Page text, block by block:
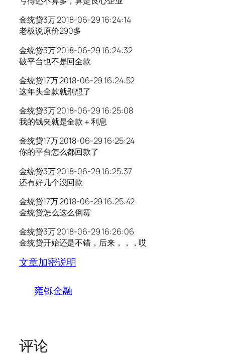
金统贷3万 2018-06-29 16:24:14
老板说原价290多
金统贷3万 2018-06-29 16:24:32
破平台也不是回全款
金统贷17万 2018-06-29 16:24:52
这年头全款就别想了
金统贷3万 2018-06-29 16:25:08
我的钱夹就是全款＋利息
金统贷17万 2018-06-29 16:25:24
你的平台怎么都回款了
金统贷3万 2018-06-29 16:25:37
还有好几个没回款
金统贷17万 2018-06-29 16:25:42
金统贷怎么这么倒霉
金统贷3万 2018-06-29 16:26:06
金统贷开始还是不错，后来，，，哎
文章加密说明
雍铄金融
评论